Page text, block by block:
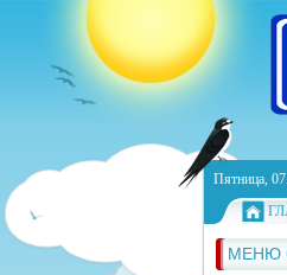
Пятница,
МЕНЮ